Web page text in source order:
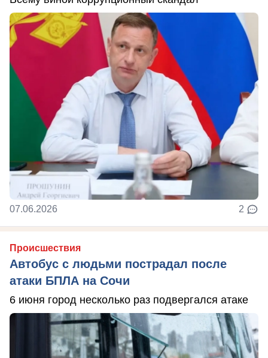
07.06.2026 2
Происшествия
Автобус с людьми пострадал после
атаки БПЛА на Сочи
6 июня город несколько раз подвергался атаке